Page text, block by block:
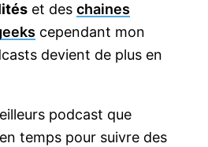
et deschaines
cependant mon
devient de plus en
podcast que
temps pour suivre des